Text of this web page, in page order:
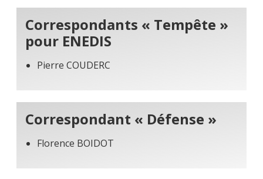
Correspondants « Tempête »
pour ENEDIS
Pierre COUDERC
Correspondant « Défense »
Florence BOIDOT